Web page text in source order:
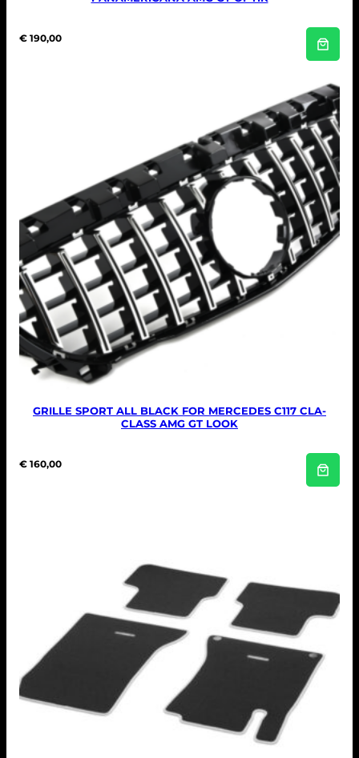
€ 190,00
GRILLE SPORT ALL BLACK FOR MERCEDES C117 CLA-
CLASS AMG GT LOOK
€ 160,00